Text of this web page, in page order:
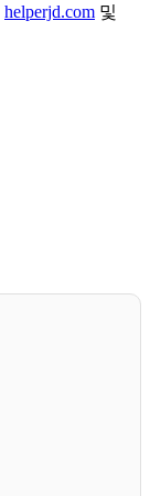
helperjd.com 및